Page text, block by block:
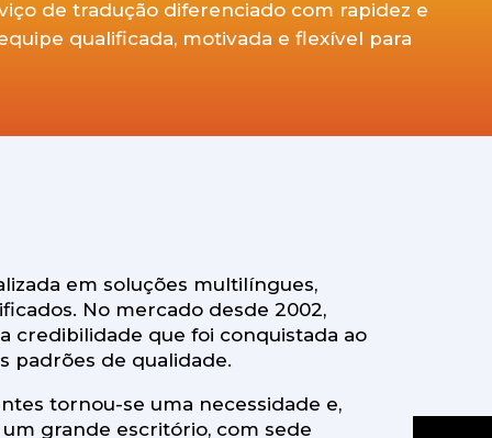
de tradução diferenciado com rapidez e
qualificada, motivada e flexível para
em soluções multilíngues,
No mercado desde 2002,
credibilidade que foi conquistada ao
padrões de qualidade.
tornou-se uma necessidade e,
um grande escritório, com sede